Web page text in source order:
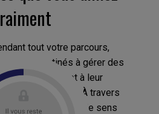
tout votre parcours,
cursus destinés à gérer des
d’employés et à leur
standardisés. À travers
peut-être perdu le sens